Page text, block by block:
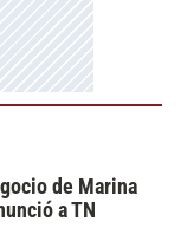
de Marina
a TN